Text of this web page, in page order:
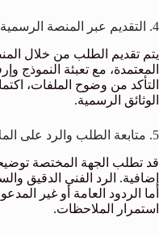
4. التقديم عبر المنصة الرسمية
يتم تقديم الطلب من خلال
المعتمدة، مع تعبئة النموذج
التأكد من وضوح الملفات،
الوثائق الرسمية.
5. متابعة الطلب والرد على الملاحظات
قد تطلب الجهة المختصة
إضافية. الرد الفني الدقيق
أما الردود العامة أو غير
استمرار الملاحظات.